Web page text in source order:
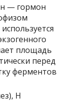
— гормон
площадь
перед
ферментов
H